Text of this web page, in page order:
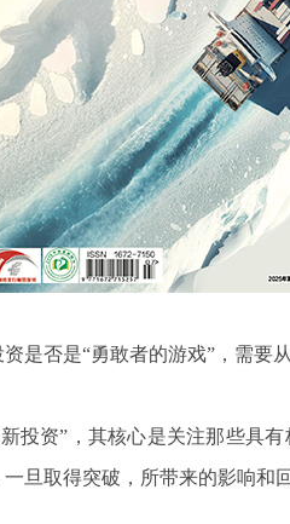
是否是“勇敢者的游戏”，需要
投资”，其核心是关注那些具
旦取得突破，所带来的影响和